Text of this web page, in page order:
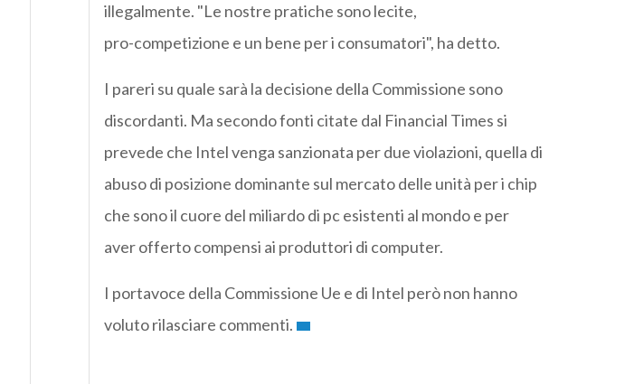
illegalmente. "Le nostre pratiche sono lecite,
pro-competizione e un bene per i consumatori", ha detto.
I pareri su quale sarà la decisione della Commissione sono
discordanti. Ma secondo fonti citate dal Financial Times si
prevede che Intel venga sanzionata per due violazioni, quella di
abuso di posizione dominante sul mercato delle unità per i chip
che sono il cuore del miliardo di pc esistenti al mondo e per
aver offerto compensi ai produttori di computer.
I portavoce della Commissione Ue e di Intel però non hanno
voluto rilasciare commenti.